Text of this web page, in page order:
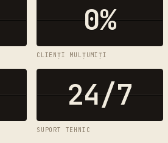
0%
CLIENȚI MULȚUMIȚI
24/7
SUPORT TEHNIC